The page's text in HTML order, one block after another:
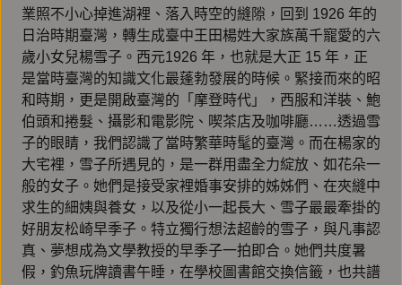
業照不小心掉進湖裡、落入時空的縫隙，回到 1926 年的
日治時期臺灣，轉生成臺中王田楊姓大家族萬千寵愛的六
歲小女兒楊雪子。西元1926 年，也就是大正 15 年，正
是當時臺灣的知識文化最蓬勃發展的時候。緊接而來的昭
和時期，更是開啟臺灣的「摩登時代」，西服和洋裝、鮑
伯頭和捲髮、攝影和電影院、喫茶店及咖啡廳……透過雪
子的眼睛，我們認識了當時繁華時髦的臺灣。而在楊家的
大宅裡，雪子所遇見的，是一群用盡全力綻放、如花朵一
般的女子。她們是接受家裡婚事安排的姊姊們、在夾縫中
求生的細姨與養女，以及從小一起長大、雪子最最牽掛的
好朋友松崎早季子。特立獨行想法超齡的雪子，與凡事認
真、夢想成為文學教授的早季子一拍即合。她們共度暑
假，釣魚玩牌讀書午睡，在學校圖書館交換信籤，也共譜